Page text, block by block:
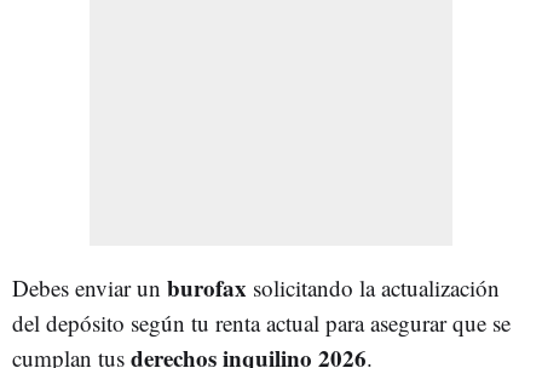
Debes enviar un burofax solicitando la actualización
del depósito según tu renta actual para asegurar que se
cumplan tus derechos inquilino 2026.